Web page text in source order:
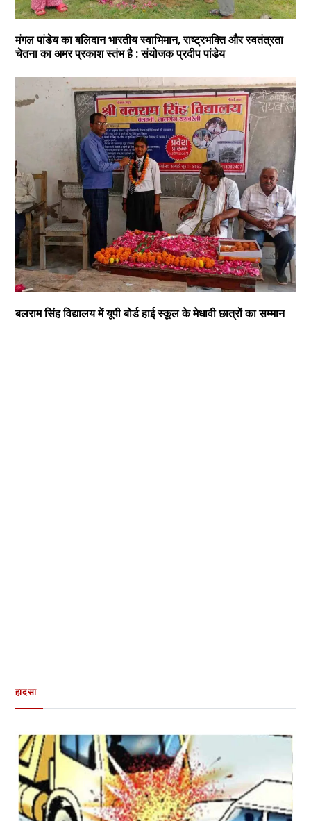
मंगल पांडेय का बलिदान भारतीय स्वाभिमान, राष्ट्रभक्ति और स्वतंत्रता
चेतना का अमर प्रकाश स्तंभ है : संयोजक प्रदीप पांडेय
बलराम सिंह विद्यालय में यूपी बोर्ड हाई स्कूल के मेधावी छात्रों का सम्मान
हादसा